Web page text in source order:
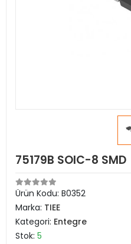
75179B SOIC-8 SMD
Ürün Kodu: B0352
Marka: TIEE
Kategori: Entegre
Stok: 5